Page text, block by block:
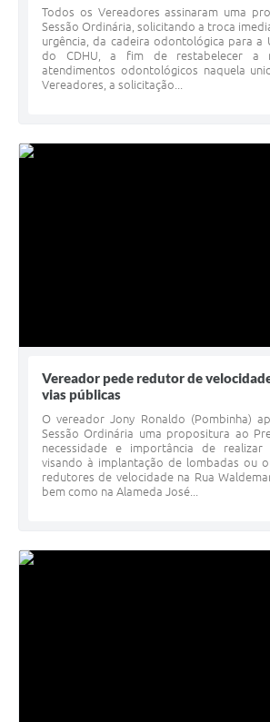
Todos os Vereadores assinaram uma
Sessão Ordinária, solicitando a troca
urgência, da cadeira odontológica para a
do CDHU, a fim de restabelecer a
atendimentos odontológicos naquela
Vereadores, a solicitação...
Vereador pede redutor de
vias públicas
O vereador Jony Ronaldo (Pombinha)
Sessão Ordinária uma propositura ao
necessidade e importância de realizar
visando à implantação de lombadas ou
redutores de velocidade na Rua
bem como na Alameda José...